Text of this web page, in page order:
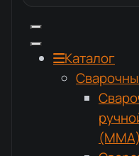
Каталог
(MMA)